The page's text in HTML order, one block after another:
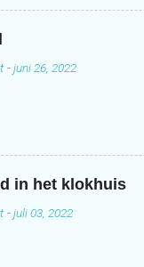
-juni 26, 2022
in het klokhuis
-juli 03, 2022